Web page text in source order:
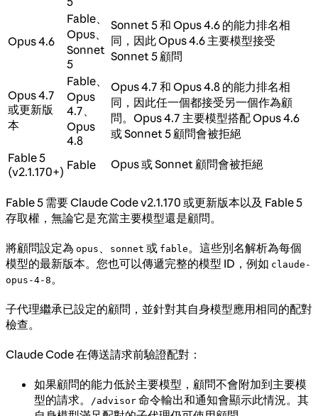
Opus 4.6
Fable、
Opus、
Sonnet
5
Sonnet 5 和 Opus 4.6 的能力排名相
同，因此 Opus 4.6 主要模型接受
Sonnet 5 顧問
Opus 4.7
或更新版
本
Fable、
Opus
4.7、
Opus
4.8
Opus 4.7 和 Opus 4.8 的能力排名相
同，因此任一個都接受另一個作為顧
問。Opus 4.7 主要模型搭配 Opus 4.6
或 Sonnet 5 顧問會被拒絕
Fable 5
(v2.1.170+) Fable Opus 或 Sonnet 顧問會被拒絕
Fable 5 需要 Claude Code v2.1.170 或更新版本以及 Fable 5
存取權，無論它是充當主要模型還是顧問。
將顧問設定為 opus 、 sonnet 或 fable。這些別名解析為每個
模型的最新版本。您也可以傳遞完整的模型 ID，例如 claude-
opus-4-8。
子代理繼承已設定的顧問，並針對其自身模型應用相同的配對
檢查。
Claude Code 在傳送請求前驗證配對：
如果顧問的能力低於主要模型，顧問不會附加到主要模
型的請求。
/advisor 命令輸出和通知會顯示此情況。其